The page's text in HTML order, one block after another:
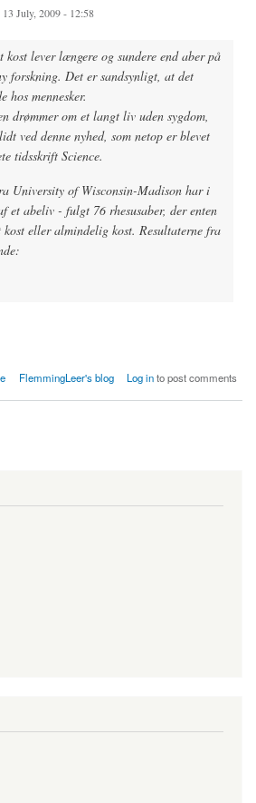
13 July, 2009 - 12:58
lever længere og sundere end aber på
forskning. Det er sandsynligt, at det
hos mennesker.
drømmer om et langt liv uden sygdom,
ved denne nyhed, som netop er blevet
tidsskrift Science.
University of Wisconsin-Madison har i
et abeliv - fulgt 76 rhesusaber, der enten
eller almindelig kost. Resultaterne fra
livFlemmingLeer's blog Log into post comments